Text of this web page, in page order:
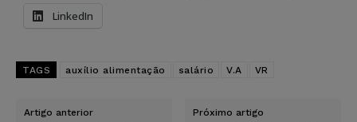
LinkedIn
TAGS auxílio alimentação salário V.A VR
Artigo anterior Próximo artigo